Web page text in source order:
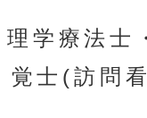
理学療法士
覚士(訪問